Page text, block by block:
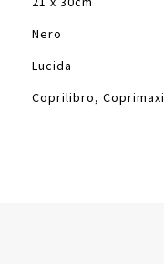
Nero
Lucida
Coprilibro, Coprimaxi